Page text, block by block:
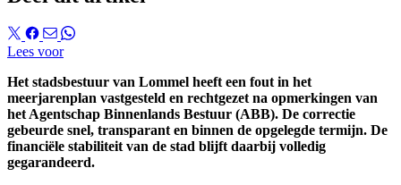
Lees voor
Het stadsbestuur van Lommel heeft een fout in het
meerjarenplan vastgesteld en rechtgezet na opmerkingen van
het Agentschap Binnenlands Bestuur (ABB). De correctie
gebeurde snel, transparant en binnen de opgelegde termijn. De
financiële stabiliteit van de stad blijft daarbij volledig
gegarandeerd.